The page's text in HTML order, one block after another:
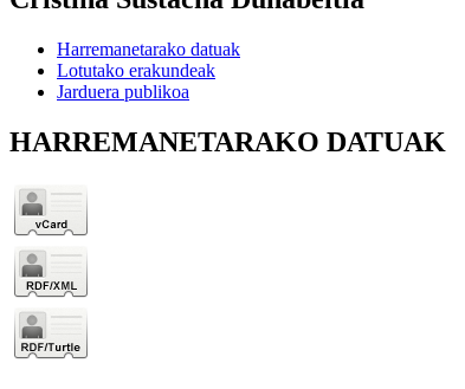
Harremanetarako datuak
Lotutako erakundeak
Jarduera publikoa
HARREMANETARAKO DATUAK